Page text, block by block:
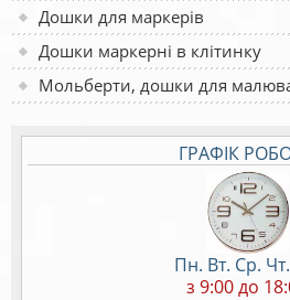
Дошки для маркерів
Дошки маркерні в клітинку
Мольберти, дошки для
ГРАФІК
Пн. Вт. Ср.
з 9:00 до